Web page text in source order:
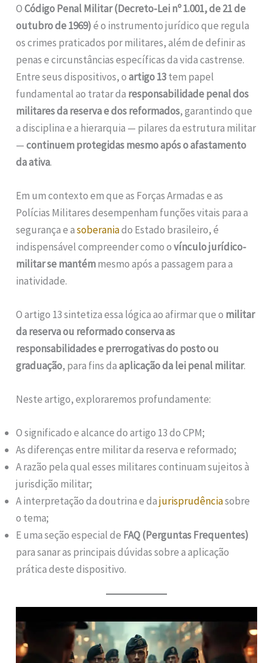
OCódigo Penal Militar (Decreto-Lei nº 1.001, de 21 de
outubro de 1969)é o instrumento jurídico que regula
os crimes praticados por militares, além de definir as
penas e circunstâncias específicas da vida castrense.
Entre seus dispositivos, oartigo 13tem papel
fundamental ao tratar da responsabilidade penal dos
militares da reserva e dos reformados, garantindo que
a disciplina e a hierarquia — pilares da estrutura militar
—continuem protegidas mesmo após o afastamento
da ativa.
Em um contexto em que as Forças Armadas e as
Polícias Militares desempenham funções vitais para a
segurança e asoberaniado Estado brasileiro, é
indispensável compreender como ovínculo jurídico-
militar se mantémmesmo após a passagem para a
inatividade.
O artigo 13 sintetiza essa lógica ao afirmar que o militar
da reserva ou reformado conserva as
responsabilidades e prerrogativas do posto ou
graduação, para fins daaplicação da lei penal militar.
Neste artigo, exploraremos profundamente:
O significado e alcance do artigo 13 do CPM;
As diferenças entre militar da reserva e reformado;
A razão pela qual esses militares continuam sujeitos à
jurisdição militar;
A interpretação da doutrina e dajurisprudênciasobre
o tema;
E uma seção especial de FAQ (Perguntas Frequentes)
para sanar as principais dúvidas sobre a aplicação
prática deste dispositivo.